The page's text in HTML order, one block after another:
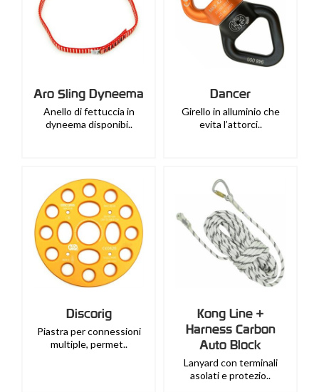
Aro Sling Dyneema
Anello di fettuccia in
dyneema disponibi..
Dancer
Girello in alluminio che
evita l’attorci..
Discorig
Piastra per connessioni
multiple, permet..
Kong Line +
Harness Carbon
Auto Block
Lanyard con terminali
asolati e protezio..